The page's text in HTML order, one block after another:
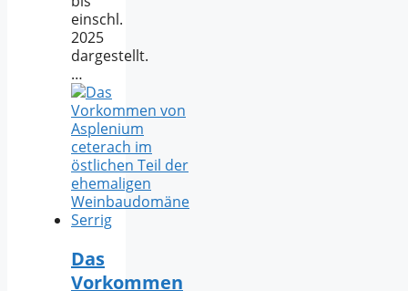
einschl.
2025
dargestellt.
…
Das
Vorkommen